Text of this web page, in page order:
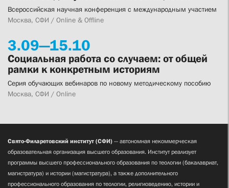
Всероссийская научная конференция с международным участием
Москва, СФИ / Online & Offline
3.09—15.10
Социальная работа со случаем: от общей
рамки к конкретным историям
Серия обучающих вебинаров по новому методическому пособию
Москва, СФИ / Online
Свято-Филаретовский институт (СФИ) — автономная некоммерческая
образовательная организация высшего образования. Институт реализует
программы высшего профессионального образования по теологии (бакалавриат,
магистратура) и истории (магистратура), а также дополнительного
профессионального образования по теологии, религиоведению, истории и